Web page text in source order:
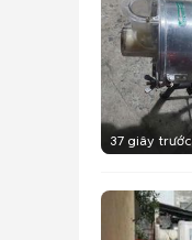
37 giây trước